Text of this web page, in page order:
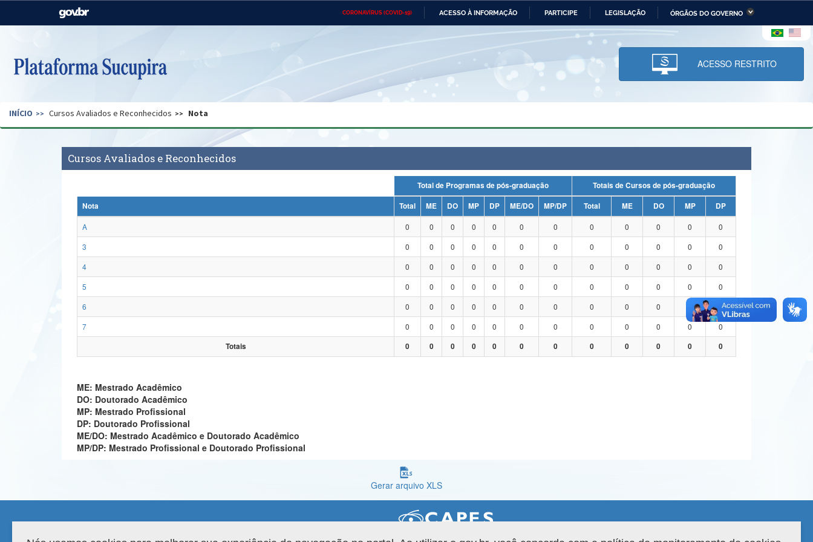
CORONAVÍRUS (COVID-19) ACESSO À INFORMAÇÃO PARTICIPE LEGISLAÇÃO ÓRGÃOS DO GOVERNO
Casa Civil Ministério das Relações Ministério da Economia Ministério da Infraestrutura
Pecuária e Abastecimento
Ministério da Ciência,
Tecnologia, Inovações e
Comunicações
Ministério do Desenvolvimento
Regional e dos Direitos Humanos
Secretaria de Governo Gabinete de Segurança Advocacia-Geral da União Banco Central do Brasil Planalto
ACESSO RESTRITO
INÍCIO Cursos Avaliados e Reconhecidos Nota
Cursos Avaliados e Reconhecidos
Total de Programas de pós-graduação
Totais de Cursos de pós-graduação
Nota
Total ME DO MP DP ME/DO MP/DP Total ME DO MP
DP
A
0 0 0 0 0 0 0 0 0 0 0
0
3
0 0 0 0 0 0 0 0 0 0 0
0
4
0 0 0 0 0 0 0 0 0 0 0
0
5
0 0 0 0 0 0 0 0 0 0 0
0
6
0 0 0 0 0 0 0 0 0 0
0
7
0 0 0 0 0 0 0 0 0 0 0
0
Totais
0 0 0 0 0 0 0 0 0 0 0 0
ME: Mestrado Acadêmico
DO: Doutorado Acadêmico
MP: Mestrado Profissional
DP: Doutorado Profissional
ME/DO: Mestrado Acadêmico e Doutorado Acadêmico
MP/DP: Mestrado Profissional e Doutorado Profissional
Gerar arquivo XLS